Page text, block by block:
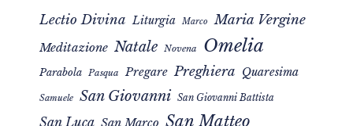
Lectio Divina Liturgia Marco Maria Vergine
Meditazione Natale Novena Omelia
Parabola Pasqua Pregare Preghiera Quaresima
Samuele San Giovanni San Giovanni Battista
San Luca San Marco San Matteo